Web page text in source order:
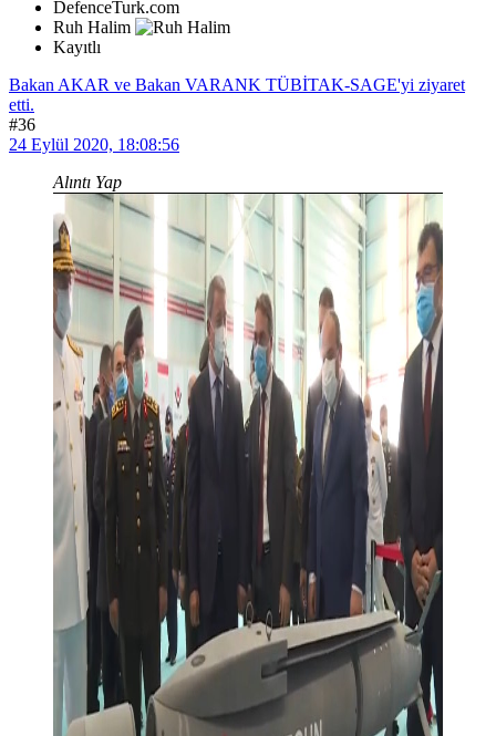
DefenceTurk.com
Ruh Halim
Kayıtlı
Bakan AKAR ve Bakan VARANK TÜBİTAK-SAGE'yi ziyaret
etti.
#36
24 Eylül 2020, 18:08:56
Alıntı Yap